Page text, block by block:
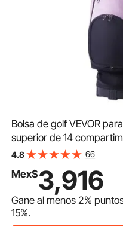
Bolsa de golf VEVOR
superior de 14
bolsillos, bolsa premium,
color negro y morado.
4.8 66
Mex$3,916
Gane al menos2%
15%.